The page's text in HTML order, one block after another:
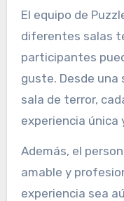
El equipo de
diferentes salas
participantes
guste. Desde
sala de terror,
experiencia única
Además, el
amable y
experiencia sea